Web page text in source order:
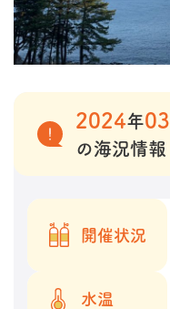
2024年03
の海況情報
開催状況
水温